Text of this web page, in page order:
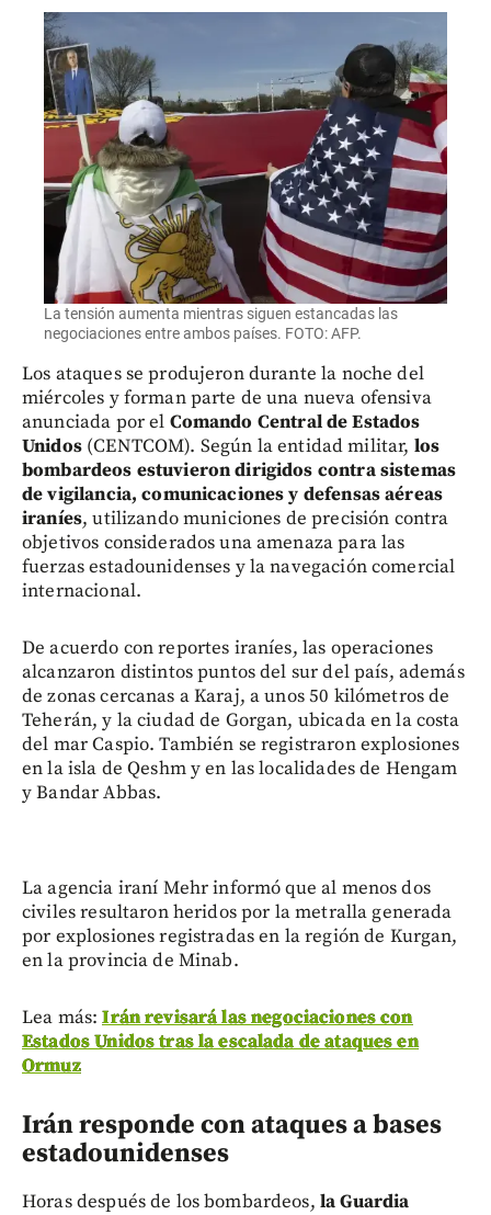
La tensión aumenta mientras siguen estancadas las
negociaciones entre ambos países. FOTO: AFP.
Los ataques se produjeron durante la noche del
miércoles y forman parte de una nueva ofensiva
anunciada por el Comando Central de Estados
Unidos(CENTCOM). Según la entidad militar, los
bombardeos estuvieron dirigidos contra sistemas
de vigilancia, comunicaciones y defensas aéreas
iraníes, utilizando municiones de precisión contra
objetivos considerados una amenaza para las
fuerzas estadounidenses y la navegación comercial
internacional.
De acuerdo con reportes iraníes, las operaciones
alcanzaron distintos puntos del sur del país, además
de zonas cercanas a Karaj, a unos 50 kilómetros de
Teherán, y la ciudad de Gorgan, ubicada en la costa
del mar Caspio. También se registraron explosiones
en la isla de Qeshm y en las localidades de Hengam
y Bandar Abbas.
La agencia iraní Mehr informó que al menos dos
civiles resultaron heridos por la metralla generada
por explosiones registradas en la región de Kurgan,
en la provincia de Minab.
Lea más:Irán revisará las negociaciones con
Estados Unidos tras la escalada de ataques en
Ormuz
Irán responde con ataques a bases
estadounidenses
Horas después de los bombardeos, la Guardia